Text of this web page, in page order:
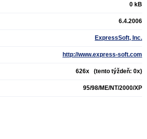
0 kB
6.4.2006
ExpressSoft, Inc.
http://www.express-soft.com
626x (tento týždeň: 0x)
95/98/ME/NT/2000/XP